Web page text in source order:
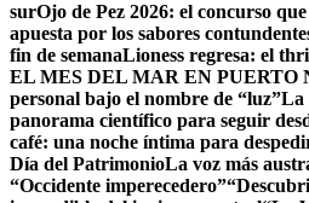
surOjo de Pez 2026: el concurso
apuesta por los sabores
fin de semanaLioness regresa: el
EL MES DEL MAR EN PUERTO
personal bajo el nombre de “luz”La
panorama científico para seguir
café: una noche íntima para
Día del PatrimonioLa voz más
“Occidente imperecedero”